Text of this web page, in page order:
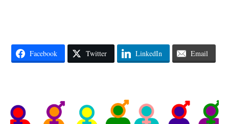
Facebook Twitter LinkedIn Email